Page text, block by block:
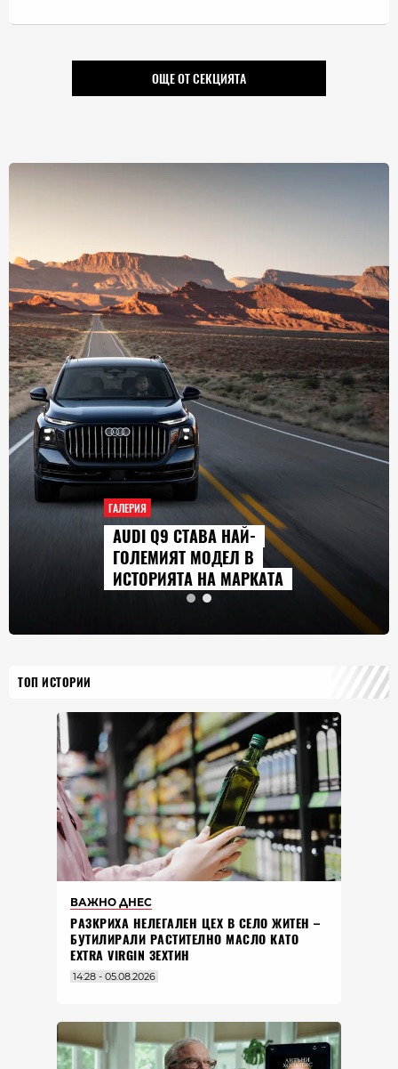
ОЩЕ ОТ СЕКЦИЯТА
ГАЛЕРИЯ
AUDI Q9 СТАВА НАЙ-
ГОЛЕМИЯТ МОДЕЛ В
ИСТОРИЯТА НА МАРКАТА
ТОП ИСТОРИИ
ВАЖНО ДНЕС
РАЗКРИХА НЕЛЕГАЛЕН ЦЕХ В СЕЛО ЖИТЕН –
БУТИЛИРАЛИ РАСТИТЕЛНО МАСЛО КАТО
EXTRA VIRGIN ЗЕХТИН
14:28 - 05.08.2026